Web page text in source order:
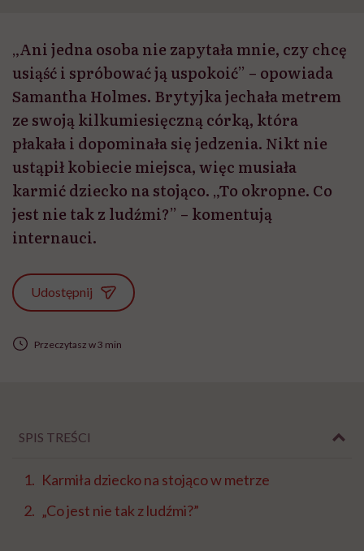
„Ani jedna osoba nie zapytała mnie, czy chcę
usiąść i spróbować ją uspokoić” – opowiada
Samantha Holmes. Brytyjka jechała metrem
ze swoją kilkumiesięczną córką, która
płakała i dopominała się jedzenia. Nikt nie
ustąpił kobiecie miejsca, więc musiała
karmić dziecko na stojąco. „To okropne. Co
jest nie tak z ludźmi?” – komentują
internauci.
Udostępnij
Przeczytasz w 3 min
SPIS TREŚCI
Karmiła dziecko na stojąco w metrze
„Co jest nie tak z ludźmi?”